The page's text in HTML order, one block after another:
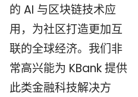
的 AI 与区块链技术应
用，为社区打造更加互
联的全球经济。我们非
常高兴能为 KBank 提供
此类金融科技解决方